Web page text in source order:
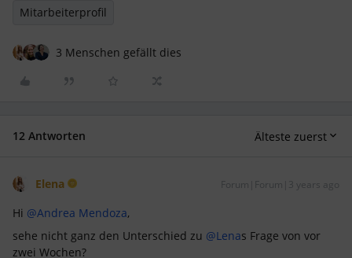
Mitarbeiterprofil
3 Menschen gefällt dies
12 Antworten Älteste zuerst
Elena Forum|Forum|3 years ago
Hi @Andrea Mendoza,
sehe nicht ganz den Unterschied zu @Lenas Frage von vor
zwei Wochen?